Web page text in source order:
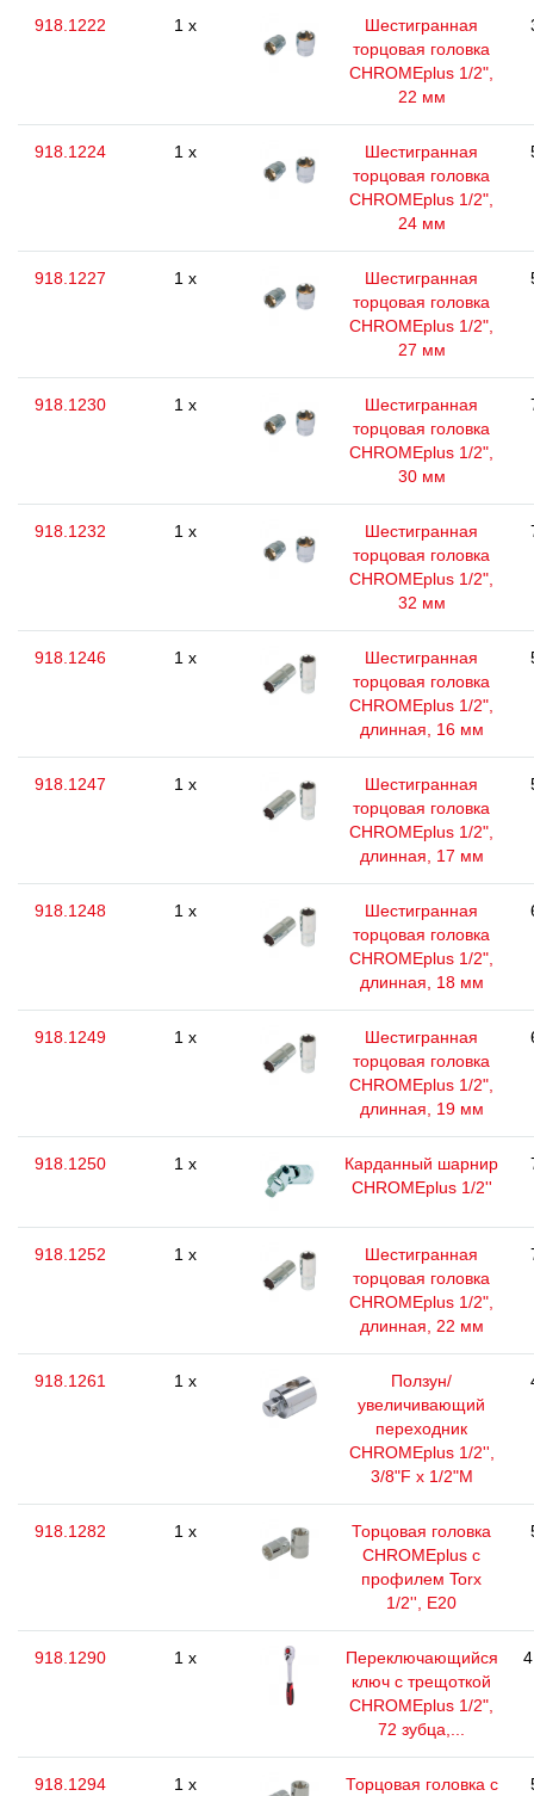
918.1222 1 x
Шестигранная
торцовая головка
CHROMEplus 1/2",
22 мм
918.1224 1 x
Шестигранная
торцовая головка
CHROMEplus 1/2",
24 мм
918.1227 1 x
Шестигранная
торцовая головка
CHROMEplus 1/2",
27 мм
918.1230 1 x
Шестигранная
торцовая головка
CHROMEplus 1/2",
30 мм
918.1232 1 x
Шестигранная
торцовая головка
CHROMEplus 1/2",
32 мм
918.1246 1 x
Шестигранная
торцовая головка
CHROMEplus 1/2",
длинная, 16 мм
918.1247 1 x
Шестигранная
торцовая головка
CHROMEplus 1/2",
длинная, 17 мм
918.1248 1 x
Шестигранная
торцовая головка
CHROMEplus 1/2",
длинная, 18 мм
918.1249 1 x
Шестигранная
торцовая головка
CHROMEplus 1/2",
длинная, 19 мм
918.1250 1 x
Карданный шарнир
CHROMEplus 1/2''
918.1252 1 x
Шестигранная
торцовая головка
CHROMEplus 1/2",
длинная, 22 мм
918.1261 1 x
Ползун/
увеличивающий
переходник
CHROMEplus 1/2'',
3/8"F x 1/2"M
918.1282 1 x
Торцовая головка
CHROMEplus с
профилем Torx
1/2'', E20
918.1290 1 x
Переключающийся
ключ с трещоткой
CHROMEplus 1/2",
72 зубца,...
918.1294 1 x
Торцовая головка с